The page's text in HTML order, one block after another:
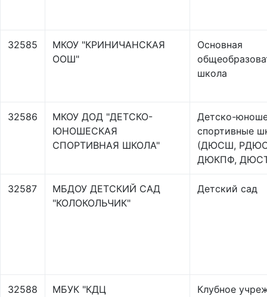
32585
МКОУ "КРИНИЧАНСКАЯ
ООШ"
Основная
школа
32586
МКОУ ДОД "ДЕТСКО-
ЮНОШЕСКАЯ
СПОРТИВНАЯ ШКОЛА"
Детско-
спортивные
(ДЮСШ,
ДЮКПФ,
32587
МБДОУ ДЕТСКИЙ САД
"КОЛОКОЛЬЧИК"
Детский сад
32588
МБУК "КДЦ
Клубное